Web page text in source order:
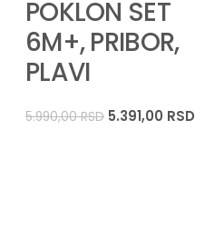
POKLON SET
6M+, PRIBOR,
PLAVI
5.990,00RSD 5.391,00 RSD